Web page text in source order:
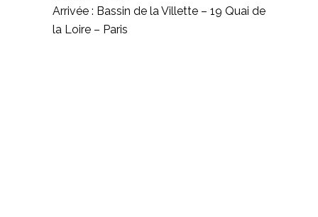
Arrivée : Bassin de la Villette – 19 Quai de
la Loire – Paris